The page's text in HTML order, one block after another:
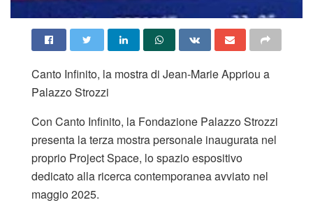
Canto Infinito, la mostra di Jean-Marie Appriou a
Palazzo Strozzi
Con Canto Infinito, la Fondazione Palazzo Strozzi
presenta la terza mostra personale inaugurata nel
proprio Project Space, lo spazio espositivo
dedicato alla ricerca contemporanea avviato nel
maggio 2025.